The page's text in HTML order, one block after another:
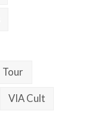
Tour
VIA Cult